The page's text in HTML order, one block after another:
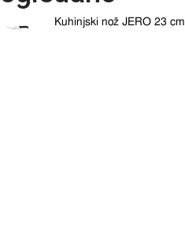
Kuhinjski nož JERO 23 cm